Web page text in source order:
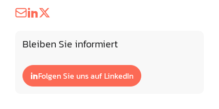
Bleiben Sie informiert
Folgen Sie uns auf LinkedIn